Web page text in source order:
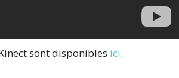
sont disponibles ici.